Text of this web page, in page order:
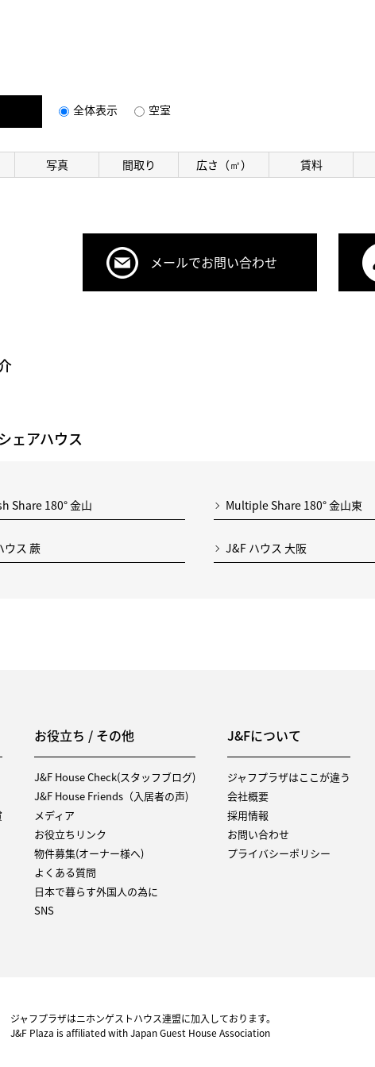
全体表示 空室
写真 間取り 広さ（㎡） 賃料
メールでお問い合わせ
ェアハウス
Share 180° 金山 Multiple Share 180° 金山東
ウス 蕨 J&F ハウス 大阪
お役立ち / その他
J&F House Check(スタッフブログ)
J&F House Friends（入居者の声)
メディア
お役立ちリンク
物件募集(オーナー様へ)
よくある質問
日本で暮らす外国人の為に
SNS
J&Fについて
ジャフプラザはここが違う
会社概要
採用情報
お問い合わせ
プライバシーポリシー
ジャフプラザはニホンゲストハウス連盟に加入しております。
J&F Plaza is affiliated with Japan Guest House Association